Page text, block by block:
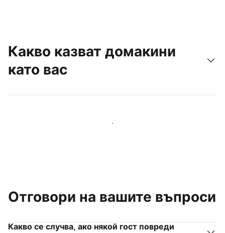
Какво казват домакини
като вас
Отговори на вашите въпроси
Какво се случва, ако някой гост повреди